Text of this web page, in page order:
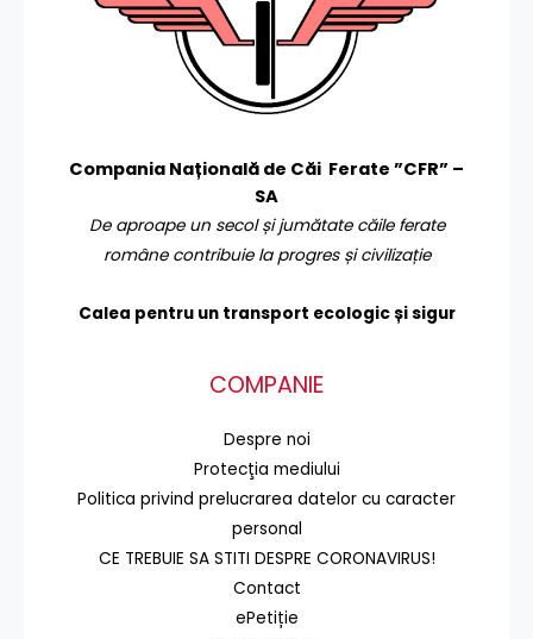
Compania Națională de Căi Ferate ”CFR” –
SA
De aproape un secol și jumătate căile ferate
române contribuie la progres și civilizație
Calea pentru un transport ecologic și sigur
COMPANIE
Despre noi
Protecţia mediului
Politica privind prelucrarea datelor cu caracter
personal
CE TREBUIE SA STITI DESPRE CORONAVIRUS!
Contact
ePetiție